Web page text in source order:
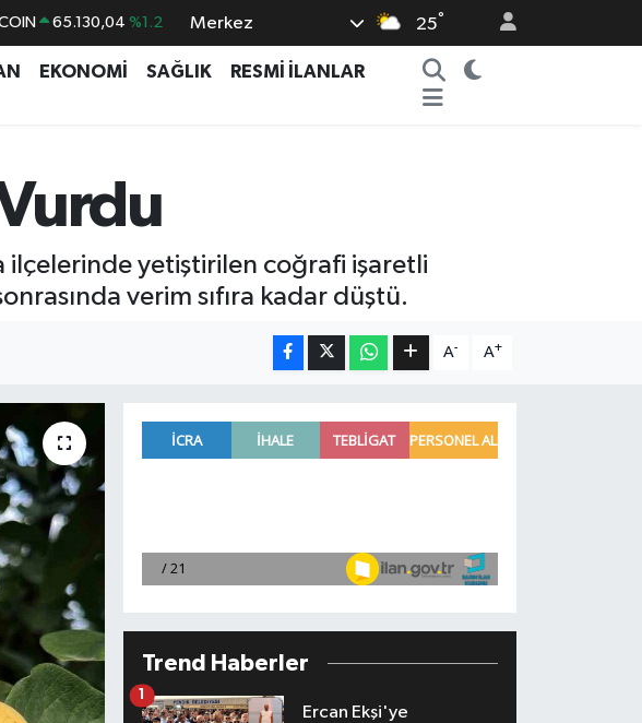
47,7106 %0.17
BİST100 13.773
Merkez 25°
EKONOMİ SAĞLIK
RESMİ İLANLAR
Vurdu
ilçelerinde yetiştirilen coğrafi işaretli
verim sıfıra kadar düştü.
A- A+
Trend Haberler
Ercan Ekşi'ye
1